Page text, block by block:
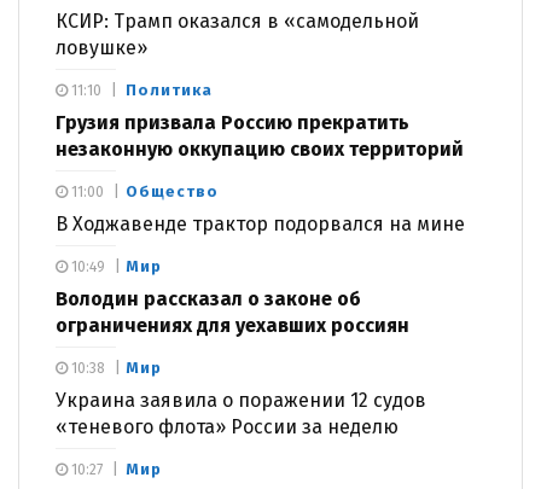
КСИР: Трамп оказался в «самодельной
ловушке»
Политика
Грузия призвала Россию прекратить
незаконную оккупацию своих территорий
11:10
Общество
В Ходжавенде трактор подорвался на мине
11:00
Мир
Володин рассказал о законе об
ограничениях для уехавших россиян
10:49
Мир
Украина заявила о поражении 12 судов
«теневого флота» России за неделю
10:38
Мир
10:27